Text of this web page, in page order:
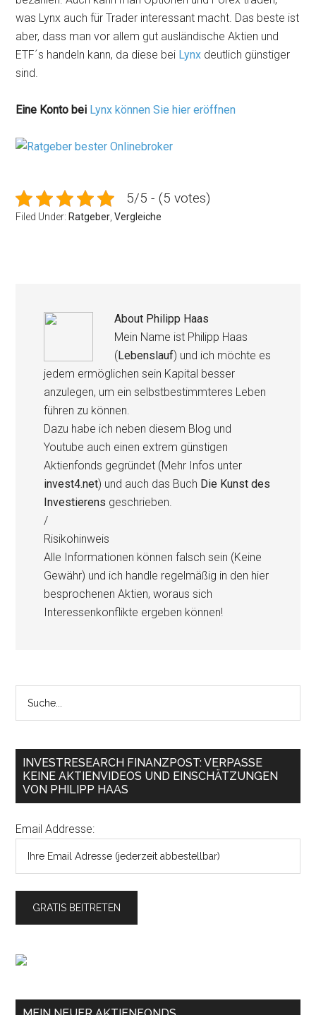
was Lynx auch für Trader interessant macht. Das beste ist
aber, dass man vor allem gut ausländische Aktien und
ETF´s handeln kann, da diese bei Lynx deutlich günstiger
sind.
Eine Konto bei Lynx können Sie hier eröffnen
5/5 - (5 votes)
Filed Under: Ratgeber ,Vergleiche
About Philipp Haas
Mein Name ist Philipp Haas
(Lebenslauf) und ich möchte es
jedem ermöglichen sein Kapital besser
anzulegen, um ein selbstbestimmteres Leben
führen zu können.
Dazu habe ich neben diesem Blog und
Youtube auch einen extrem günstigen
Aktienfonds gegründet (Mehr Infos unter
invest4.net) und auch das Buch Die Kunst des
Investierens geschrieben.
/
Risikohinweis
Alle Informationen können falsch sein (Keine
Gewähr) und ich handle regelmäßig in den hier
besprochenen Aktien, woraus sich
Interessenkonflikte ergeben können!
INVESTRESEARCH FINANZPOST: VERPASSE
KEINE AKTIENVIDEOS UND EINSCHÄTZUNGEN
VON PHILIPP HAAS
Email Addresse: